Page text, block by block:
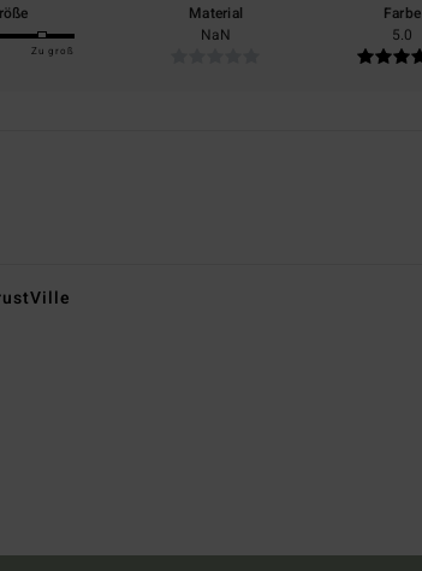
Zu groß
Material
NaN
Farbe
5.0